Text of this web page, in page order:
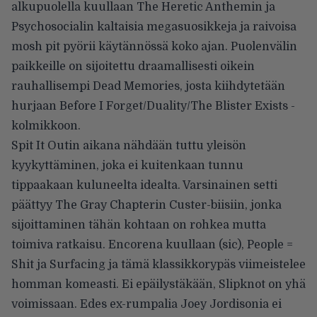
alkupuolella kuullaan The Heretic Anthemin ja
Psychosocialin kaltaisia megasuosikkeja ja raivoisa
mosh pit pyörii käytännössä koko ajan. Puolenvälin
paikkeille on sijoitettu draamallisesti oikein
rauhallisempi Dead Memories, josta kiihdytetään
hurjaan Before I Forget/Duality/The Blister Exists -
kolmikkoon.
Spit It Outin aikana nähdään tuttu yleisön
kyykyttäminen, joka ei kuitenkaan tunnu
tippaakaan kuluneelta idealta. Varsinainen setti
päättyy The Gray Chapterin Custer-biisiin, jonka
sijoittaminen tähän kohtaan on rohkea mutta
toimiva ratkaisu. Encorena kuullaan (sic), People =
Shit ja Surfacing ja tämä klassikkorypäs viimeistelee
homman komeasti. Ei epäilystäkään, Slipknot on yhä
voimissaan. Edes ex-rumpalia Joey Jordisonia ei